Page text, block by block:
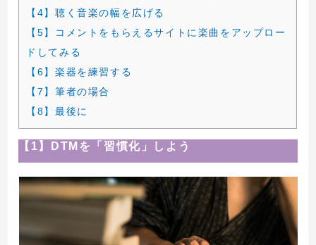
【4】聴く音楽の幅を広げる
【5】コメントをもらえるサイトに楽曲をアップロー
ドしてみる
【6】楽器を練習する
【7】筆者の場合
【8】最後に
【1】DTMを「習慣化」しよう